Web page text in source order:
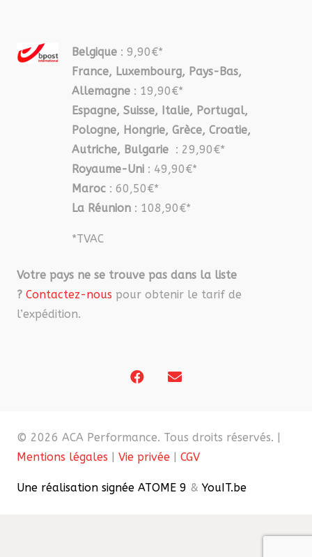
Belgique : 9,90€*
France, Luxembourg, Pays-Bas,
Allemagne : 19,90€*
Espagne, Suisse, Italie, Portugal,
Pologne, Hongrie, Grèce, Croatie,
Autriche, Bulgarie : 29,90€*
Royaume-Uni : 49,90€*
Maroc : 60,50€*
La Réunion : 108,90€*
*TVAC
Votre pays ne se trouve pas dans la liste
? Contactez-nous pour obtenir le tarif de
l’expédition.
© 2026 ACA Performance. Tous droits réservés. |
Mentions légales | Vie privée | CGV
Une réalisation signée ATOME 9 & YouIT.be